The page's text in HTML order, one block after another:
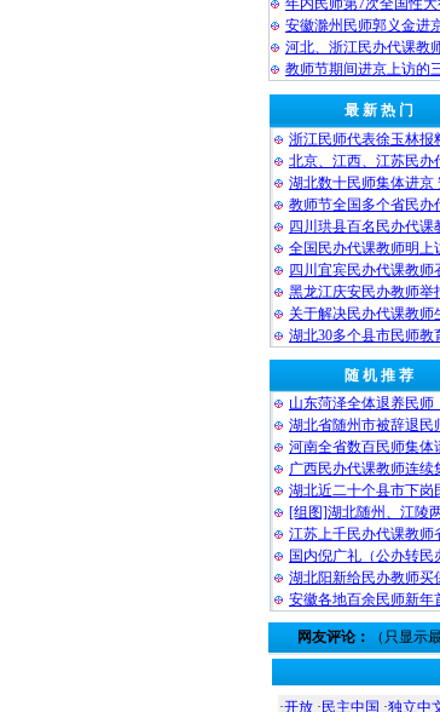
年内民师第7次全国性大
安徽滁州民师郭义金进
河北、浙江民办代课教
教师节期间进京上访的
最 新 热 门
浙江民师代表徐玉林报
北京、江西、江苏民办
湖北数十民师集体进京
教师节全国多个省民办
四川珙县百名民办代课
全国民办代课教师明上
四川宜宾民办代课教师
黑龙江庆安民办教师举
关于解决民办代课教师
湖北30多个县市民师教
随 机 推 荐
山东菏泽全体退养民师
湖北省随州市被辞退民
河南全省数百民师集体
广西民办代课教师连续
湖北近二十个县市下岗
[组图]湖北随州、江陵
江苏上千民办代课教师
国内倪广礼（公办转民
湖北阳新给民办教师买
安徽各地百余民师新年
网友评论： （只显示
·开放 · 民主中国 ·独立中